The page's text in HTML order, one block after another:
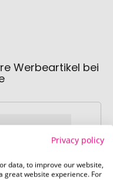
Werbeartikel bei
Privacy policy
data, to improve our website,
great website experience. For